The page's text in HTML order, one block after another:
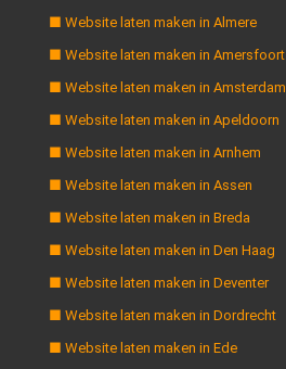
■ Website laten maken in Almere
■ Website laten maken in Amersfoort
■ Website laten maken in Amsterdam
■ Website laten maken in Apeldoorn
■ Website laten maken in Arnhem
■ Website laten maken in Assen
■ Website laten maken in Breda
■ Website laten maken in Den Haag
■ Website laten maken in Deventer
■ Website laten maken in Dordrecht
■ Website laten maken in Ede